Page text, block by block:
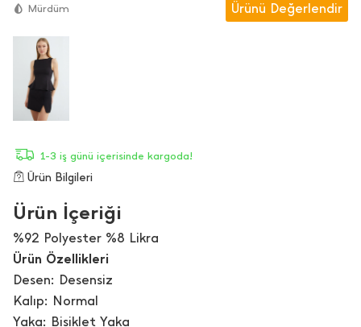
Mürdüm Ürünü Değerlendir
1-3 iş günü içerisinde kargoda!
Ürün Bilgileri
Ürün İçeriği
%92 Polyester %8 Likra
Ürün Özellikleri
Desen: Desensiz
Kalıp: Normal
Yaka: Bisiklet Yaka